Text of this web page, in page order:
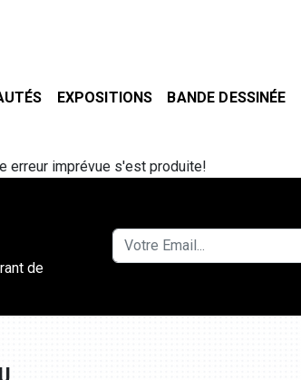
EXPOSITIONS BANDE DESSINÉE
erreur imprévue s'est produite!
de